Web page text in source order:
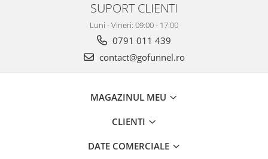
SUPORT CLIENTI
Luni - Vineri: 09:00 - 17:00
0791 011 439
contact@gofunnel.ro
MAGAZINUL MEU
CLIENTI
DATE COMERCIALE